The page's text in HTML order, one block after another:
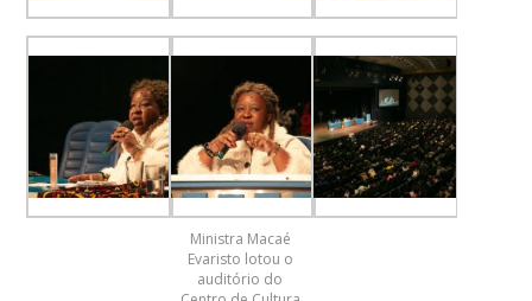
Ministra Macaé
Evaristo lotou o
auditório do